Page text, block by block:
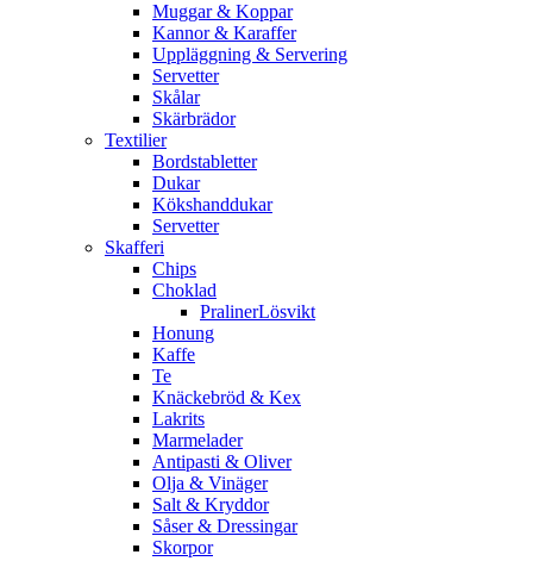
Muggar & Koppar
Kannor & Karaffer
Uppläggning & Servering
Servetter
Skålar
Skärbrädor
Textilier
Bordstabletter
Dukar
Kökshanddukar
Servetter
Skafferi
Chips
Choklad
PralinerLösvikt
Honung
Kaffe
Te
Knäckebröd & Kex
Lakrits
Marmelader
Antipasti & Oliver
Olja & Vinäger
Salt & Kryddor
Såser & Dressingar
Skorpor